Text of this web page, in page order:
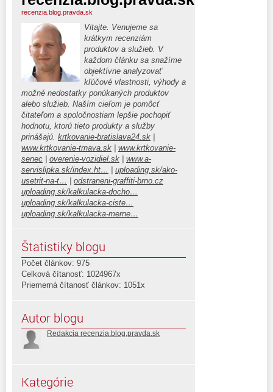
recenzia.blog.pravda.sk
Vitajte. Venujeme sa
krátkym recenziám
produktov a služieb. V
každom článku sa snažíme
objektívne analyzovať
kľúčové vlastnosti, výhody a
možné nedostatky ponúkaných produktov
alebo služieb. Naším cieľom je pomôcť
čitateľom a spoločnostiam lepšie pochopiť
hodnotu, ktorú tieto produkty a služby
prinášajú. krtkovanie-bratislava24.sk
www.krtkovanie-trnava.sk
www.krtkovanie-
senec
overenie-vozidiel.sk
www.a-
servislipka.sk/index.ht…
uploading.sk/ako-
usetrit-na-t…
odstraneni-graffiti-brno.cz
uploading.sk/kalkulacka-docho…
uploading.sk/kalkulacka-ciste…
uploading.sk/kalkulacka-merne…
Štatistiky blogu
Počet článkov: 975
Celková čítanosť: 1024967x
Priemerná čítanosť článkov: 1051x
Autor blogu
Redakcia recenzia.blog.pravda.sk
Kategórie